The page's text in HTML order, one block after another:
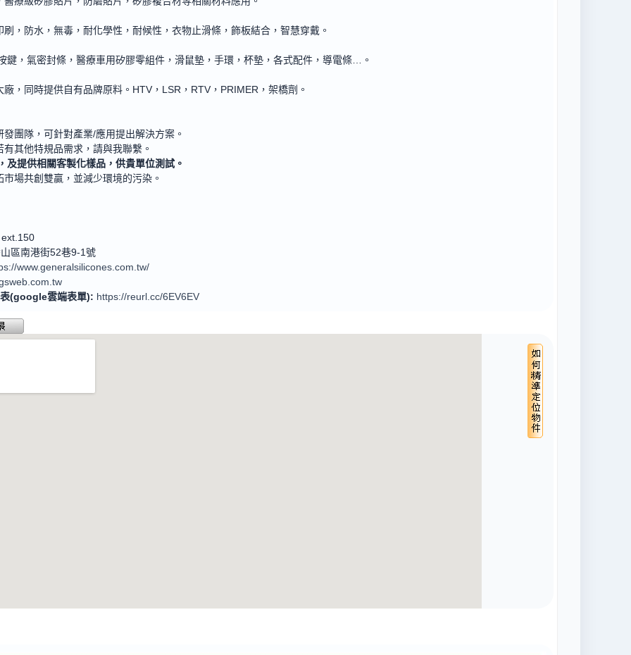
，防水，無毒，耐化學性，耐候性，衣物止滑條，飾板結合，智慧穿戴。
鍵，氣密封條，醫療車用矽膠零組件，滑鼠墊，手環，杯墊，各式配件，導電條 。
，同時提供自有品牌原料。 HTV ， LSR ， RTV ， PRIMER ，架橋劑。
發團隊，可針對產業/應用提出解決方案。
其他特規品需求，請與我聯繫。
及提供相關客製化樣品，供貴單位測試。
場共創雙贏，並減少環境的污染。
區南港街52巷9-1號
www.generalsilicones.com.tw/
(google雲端表單): https://reurl.cc/6EV6EV